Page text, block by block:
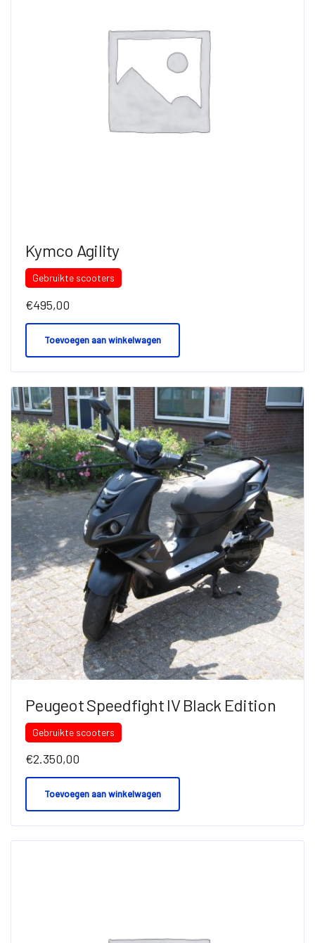
Kymco Agility
Gebruikte scooters
€495,00
Toevoegen aan winkelwagen
Peugeot Speedfight IV Black Edition
Gebruikte scooters
€2.350,00
Toevoegen aan winkelwagen